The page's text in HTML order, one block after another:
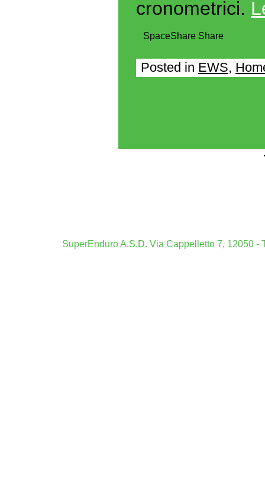
cronometrici.
SpaceShare Share
Posted in EWS,
SuperEnduro A.S.D. Via Cappelletto 7, 12050